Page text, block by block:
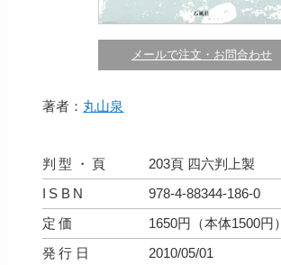
メールで注文・お問合わせ
著者： 丸山泉
判型・頁
203頁 四六判上製
ISBN
978-4-88344-186-0
定価
1650円（本体1500円）
発行日
2010/05/01